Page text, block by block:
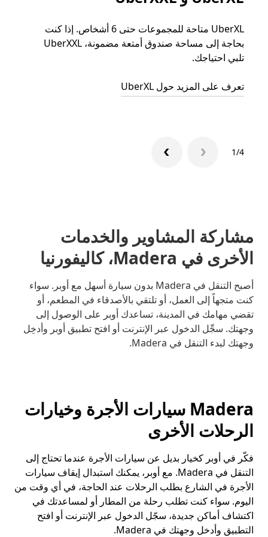
UberXL متاحة للمجموعات حتى 6 أشخاص. إذا كنت
بحاجة إلى مساحة صندوق أمتعة مضمونة، UberXXL
تلبي احتياجك.
تعرف على المزيد حول UberXL
1/4
مشاركة المشاوير والخدمات
الأخرى في Madera، كاليفورنيا
أصبح التنقل في Madera بدون سيارة أسهل مع أوبر. سواء
كنت متجهاً إلى العمل، أو تلتقي بالأصدقاء في المطعم، أو
تقضي مهامك في المدينة، تساعدك أوبر على الوصول إلى
وجهتك. سجِّل الدخول عبر الإنترنت أو افتح تطبيق أوبر وأدخِل
وجهتك لبدء التنقل في Madera.
Madera سيارات الأجرة وخيارات
الرحلات الأخرى
فكّر في أوبر كخيار بديل عن سيارات الأجرة عندما تحتاج إلى
التنقل في Madera. مع أوبر، يمكنك استبدال إيقاف سيارات
الأجرة في الشارع بطلب الرحلات عند الحاجة، في أي وقت من
اليوم. سواء كنت تطلب رحلة من المطار أو لمساعدتك في
اكتشاف أماكن جديدة، سجّل الدخول عبر الإنترنت أو افتح
التطبيق وأدخل وجهتك في Madera.